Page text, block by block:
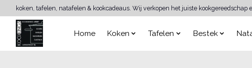
koken, tafelen, natafelen & kookcadeaus. Wij verkopen het juiste
Home Koken Tafelen Bestek